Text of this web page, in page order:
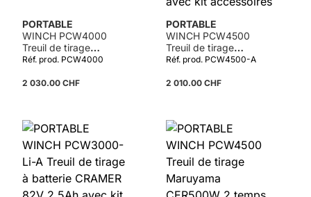
PORTABLE
WINCH PCW4000
Treuil de tirage
HONDA GX50 avec
Réf. prod. PCW4000
2 030.00 CHF
PORTABLE
WINCH PCW4500
Treuil de tirage
Maruyama CER500W
accessoires
Réf. prod. PCW4500-A
2 010.00 CHF